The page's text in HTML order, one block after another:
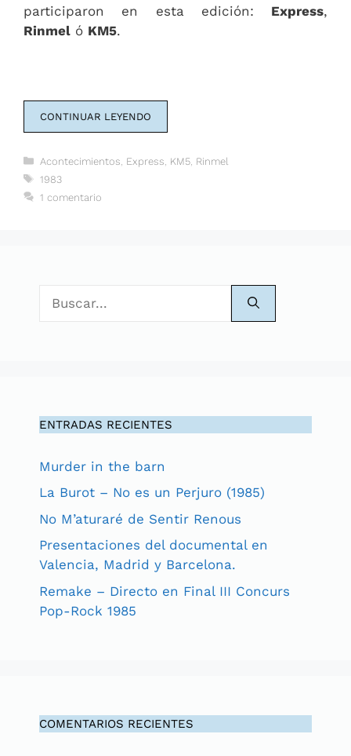
participaron en esta edición: Express,
Rinmel ó KM5.
CONTINUAR LEYENDO
Categorías
Acontecimientos Express KM5, Rinmel
Etiquetas
1983
1 comentario
ENTRADAS RECIENTES
Murder in the barn
La Burot – No es un Perjuro (1985)
No M’aturaré de Sentir Renous
Presentaciones del documental en
Valencia, Madrid y Barcelona.
Remake – Directo en Final III Concurs
Pop-Rock 1985
COMENTARIOS RECIENTES